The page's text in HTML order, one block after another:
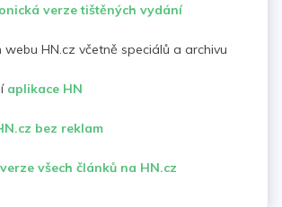
verze tištěných vydání
webu HN.cz včetně speciálů a archivu
aplikace HN
bez reklam
všech článků na HN.cz